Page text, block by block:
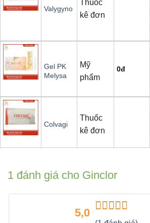
Valygyno
Thuốc
kê đơn
Gel PK
Melysa
Mỹ
phẩm
0đ
Colvagi
Thuốc
kê đơn
1 đánh giá cho Ginclor
5,0